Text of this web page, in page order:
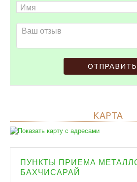
ОТПРАВИТЬ
КАРТА
ПУНКТЫ ПРИЕМА
БАХЧИСАРАЙ